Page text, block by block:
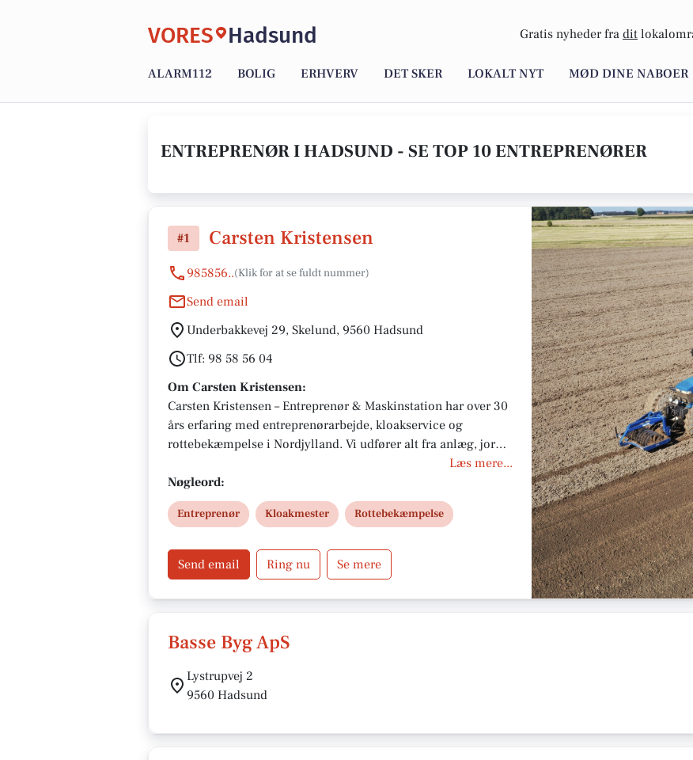
VORES Hadsund Gratis nyheder fra dit
ALARM112 BOLIG ERHVERV DET SKER LOKALT NYT MØD DINE NABOER
ENTREPRENØR I HADSUND - SE TOP 10 ENTREPRENØRER
#1 Carsten Kristensen
985856..
Send email
Underbakkevej 29, Skelund, 9560 Hadsund
Tlf: 98 58 56 04
Om Carsten Kristensen:
Carsten Kristensen – Entreprenør & Maskinstation har over 30
års erfaring med entreprenørarbejde, kloakservice og
rottebekæmpelse i Nordjylland. Vi udfører alt fra anlæg, jord
og beton til separatkloakering og udbedring af rotteskader.
Vores kunder tæller virksomheder, boligselskaber og private.
Beliggende i Mariagerfjord Kommune, servicerer vi hele
regionen med høj kvalitet og god service.
Læs mere...
Nøgleord:
Entreprenør Kloakmester Rottebekæmpelse
Send email Ring nu Se mere
Basse Byg ApS
Lystrupvej 2
9560 Hadsund